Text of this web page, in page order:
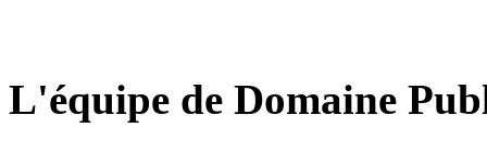
L'équipe de Domaine